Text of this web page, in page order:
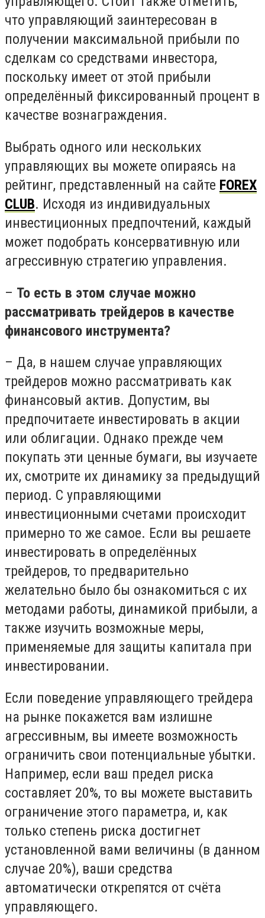
что управляющий заинтересован в
получении максимальной прибыли по
сделкам со средствами инвестора,
поскольку имеет от этой прибыли
определённый фиксированный процент в
качестве вознаграждения.
Выбрать одного или нескольких
управляющих вы можете опираясь на
рейтинг, представленный на сайте FOREX
CLUB. Исходя из индивидуальных
инвестиционных предпочтений, каждый
может подобрать консервативную или
агрессивную стратегию управления.
– То есть в этом случае можно
рассматривать трейдеров в качестве
финансового инструмента?
– Да, в нашем случае управляющих
трейдеров можно рассматривать как
финансовый актив. Допустим, вы
предпочитаете инвестировать в акции
или облигации. Однако прежде чем
покупать эти ценные бумаги, вы изучаете
их, смотрите их динамику за предыдущий
период. С управляющими
инвестиционными счетами происходит
примерно то же самое. Если вы решаете
инвестировать в определённых
трейдеров, то предварительно
желательно было бы ознакомиться с их
методами работы, динамикой прибыли, а
также изучить возможные меры,
применяемые для защиты капитала при
инвестировании.
Если поведение управляющего трейдера
на рынке покажется вам излишне
агрессивным, вы имеете возможность
ограничить свои потенциальные убытки.
Например, если ваш предел риска
составляет 20%, то вы можете выставить
ограничение этого параметра, и, как
только степень риска достигнет
установленной вами величины (в данном
случае 20%), ваши средства
автоматически открепятся от счёта
управляющего.